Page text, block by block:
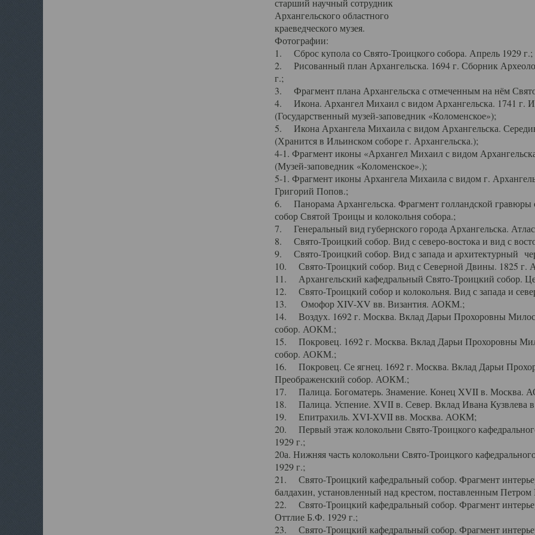
старший научный сотрудник
Архангельского областного
краеведческого музея.
Фотографии:
1. Сброс купола со Свято-Троицкого собора. Апрель 1929 г.;
2. Рисованный план Архангельска. 1694 г. Сборник
г.;
3. Фрагмент плана Архангельска с отмеченным на нём
4. Икона. Архангел Михаил с видом Архангельска. 1741 г.
(Государственный музей-заповедник «Коломенское»);
5. Икона Архангела Михаила с видом Архангельска.
(Хранится в Ильинском соборе г. Архангельска.);
4-1. Фрагмент иконы «Архангел Михаил с видом
(Музей-заповедник «Коломенское».);
5-1. Фрагмент иконы Архангела Михаила с видом г.
Григорий Попов.;
6. Панорама Архангельска. Фрагмент голландской
собор Святой Троицы и колокольня собора.;
7. Генеральный вид губернского города Архангельска.
8. Свято-Троицкий собор. Вид с северо-востока и вид с
9. Свято-Троицкий собор. Вид с запада и архитектурный
10. Свято-Троицкий собор. Вид с Северной Двины. 1825 г.
11. Архангельский кафедральный Свято-Троицкий собор.
12. Свято-Троицкий собор и колокольня. Вид с запада и
13. Омофор XIV-XV вв. Византия. АОКМ.;
14. Воздух. 1692 г. Москва. Вклад Дарьи Прохоровны
собор. АОКМ.;
15. Покровец. 1692 г. Москва. Вклад Дарьи Прохоровны
собор. АОКМ.;
16. Покровец. Се ягнец. 1692 г. Москва. Вклад Дарьи
Преображенский собор. АОКМ.;
17. Палица. Богоматерь. Знамение. Конец XVII в. Москва.
18. Палица. Успение. XVII в. Север. Вклад Ивана Кузвлева
19. Епитрахиль. XVI-XVII вв. Москва. АОКМ;
20. Первый этаж колокольни Свято-Троицкого
1929 г.;
20а. Нижняя часть колокольни Свято-Троицкого
1929 г.;
21. Свято-Троицкий кафедральный собор. Фрагмент
балдахин, установленный над крестом, поставленным
22. Свято-Троицкий кафедральный собор. Фрагмент
Оттлие Б.Ф. 1929 г.;
23. Свято-Троицкий кафедральный собор. Фрагмент